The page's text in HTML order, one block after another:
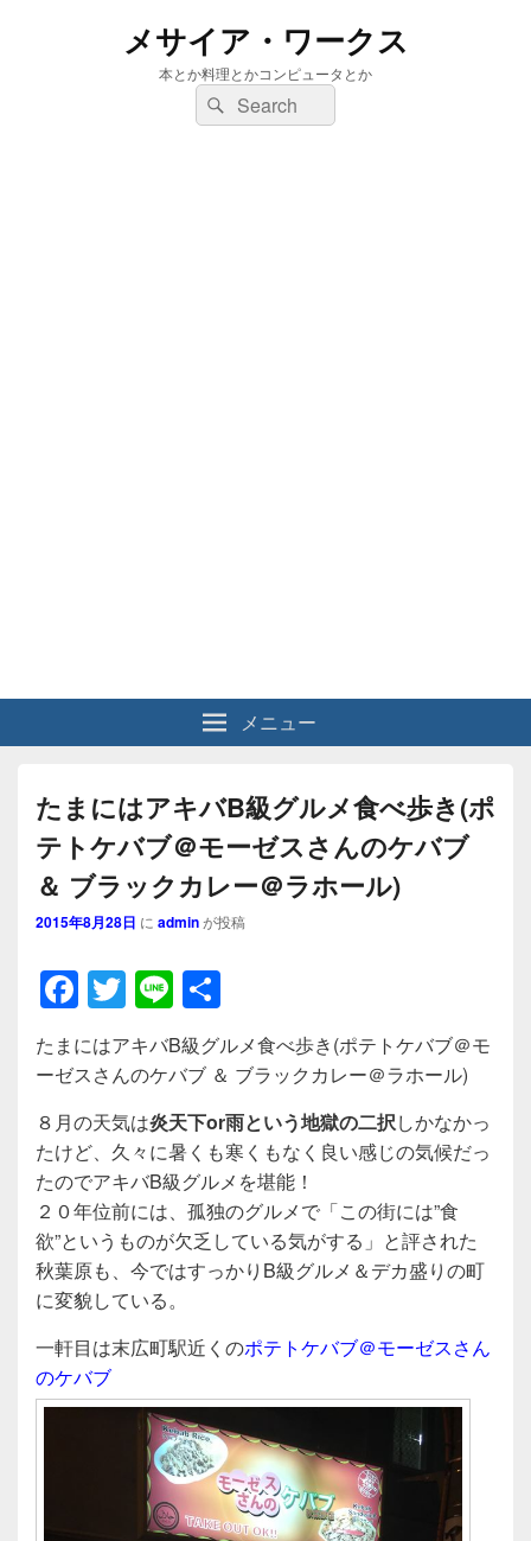
メサイア・ワークス
本とか料理とかコンピュータとか
検
索:
検
索
メニュー
たまにはアキバB級グルメ食べ歩き(ポ
テトケバブ＠モーゼスさんのケバブ
＆ ブラックカレー＠ラホール)
2015年8月28日 に adminが投稿
F
a
c
e
b
o
o
k
T
wi
tt
er
Li
n
e
有
たまにはアキバB級グルメ食べ歩き(ポテトケバブ＠モ
ーゼスさんのケバブ ＆ ブラックカレー＠ラホール)
８月の天気は炎天下or雨という地獄の二択しかなかっ
たけど、久々に暑くも寒くもなく良い感じの気候だっ
たのでアキバB級グルメを堪能！
２０年位前には、孤独のグルメで「この街には”食
欲”というものが欠乏している気がする」と評された
秋葉原も、今ではすっかりB級グルメ＆デカ盛りの町
に変貌している。
一軒目は末広町駅近くのポテトケバブ＠モーゼスさん
のケバブ